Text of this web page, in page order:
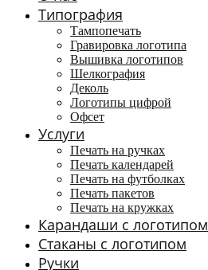
Типография
Тампопечать
Гравировка логотипа
Вышивка логотипов
Шелкография
Деколь
Логотипы цифрой
Офсет
Услуги
Печать на ручках
Печать календарей
Печать на футболках
Печать пакетов
Печать на кружках
Карандаши с логотипом
Стаканы с логотипом
Ручки